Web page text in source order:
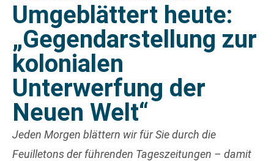
Umgeblättert heute:
„Gegendarstellung zur
kolonialen
Unterwerfung der
Neuen Welt“
Jeden Morgen blättern wir für Sie durch die
Feuilletons der führenden Tageszeitungen – damit